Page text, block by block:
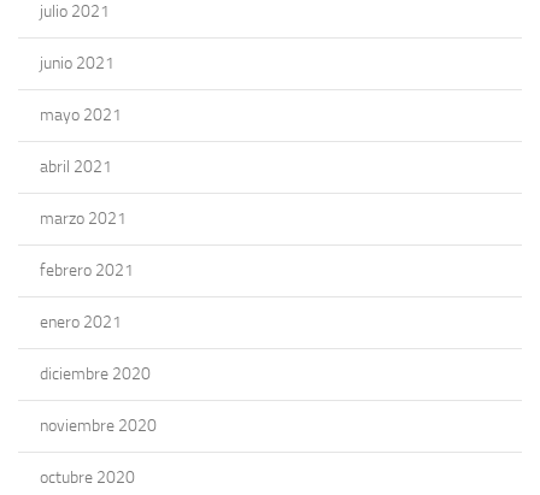
julio 2021
junio 2021
mayo 2021
abril 2021
marzo 2021
febrero 2021
enero 2021
diciembre 2020
noviembre 2020
octubre 2020